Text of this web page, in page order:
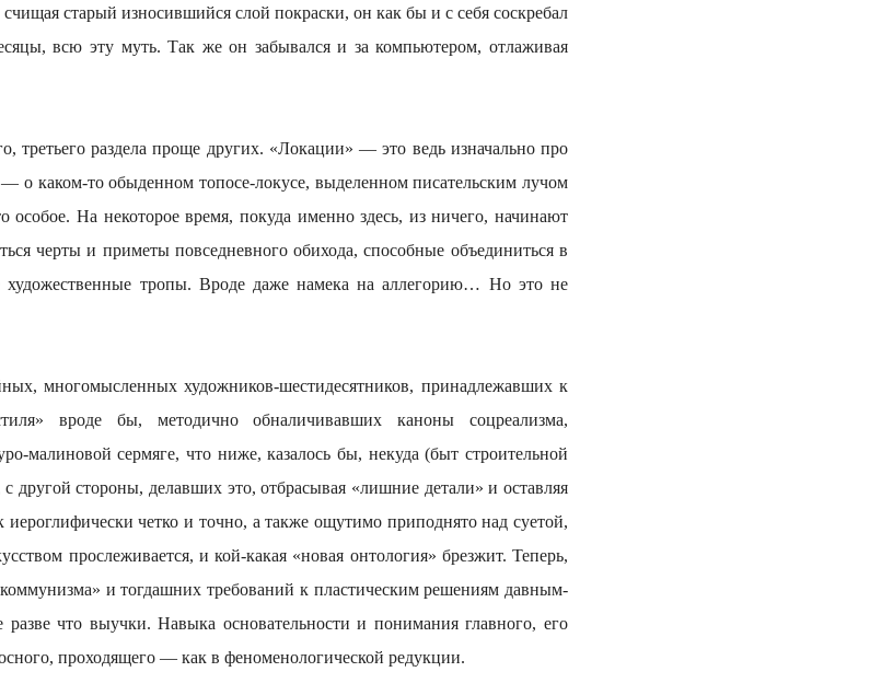
старый износившийся слой покраски, он как бы и с себя соскребал
всю эту муть. Так же он забывался и за компьютером, отлаживая
раздела проще других. «Локации» — это ведь изначально про
о каком-то обыденном топосе-локусе, выделенном писательским лучом
На некоторое время, покуда именно здесь, из ничего, начинают
черты и приметы повседневного обихода, способные объединиться в
художественные тропы. Вроде даже намека на аллегорию… Но это не
художников-шестидесятников, принадлежавших к
вроде бы, методично обналичивавших каноны соцреализма,
малиновой сермяге, что ниже, казалось бы, некуда (быт строительной
другой стороны, делавших это, отбрасывая «лишние детали» и оставляя
иероглифически четко и точно, а также ощутимо приподнято над суетой,
прослеживается, и кой-какая «новая онтология» брезжит. Теперь,
коммунизма» и тогдашних требований к пластическим решениям давным-
разве что выучки. Навыка основательности и понимания главного, его
проходящего — как в феноменологической редукции.